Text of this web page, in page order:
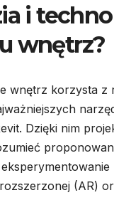
i
wnętrz?
wnętrz korzysta
Dzięki nim
(AR)